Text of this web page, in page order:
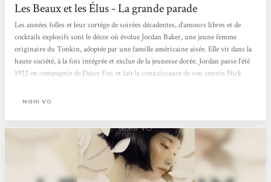
Les Beaux et les Élus - La grande parade
Les années folles et leur cortège de soirées décadentes, d’amours libres et de
cocktails explosifs sont le décor où évolue Jordan Baker, une jeune femme
originaire du Tonkin, adoptée par une famille américaine aisée. Elle vit dans la
haute société, à la fois intégrée et exclue de la jeunesse dorée. Jordan passe l’été
1922 en compagnie de Daisy Fay, et fait la connaissance de son cousin Nick
qui organise de somptueuses réceptions, et dont le charme et le magnétisme...
NGHI VO